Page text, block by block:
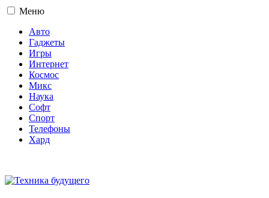
Меню
Авто
Гаджеты
Игры
Интернет
Космос
Микс
Наука
Софт
Спорт
Телефоны
Хард